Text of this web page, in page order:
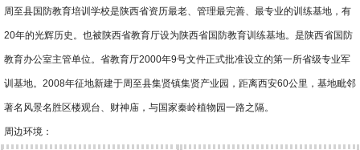
周至县国防教育培训学校是陕西省资历最老、管理最完善、最专业的训练基地，有
20年的光辉历史。也被陕西省教育厅设为陕西省国防教育训练基地。是陕西省国防
教育办公室主管单位。省教育厅2000年9号文件正式批准设立的第一所省级专业军
训基地。2008年征地新建于周至县集贤镇集贤产业园，距离西安60公里，基地毗邻
著名风景名胜区楼观台、财神庙，与国家秦岭植物园一路之隔。
周边环境：